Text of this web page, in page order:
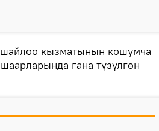
кызматынын кошумча
гана түзүлгөн